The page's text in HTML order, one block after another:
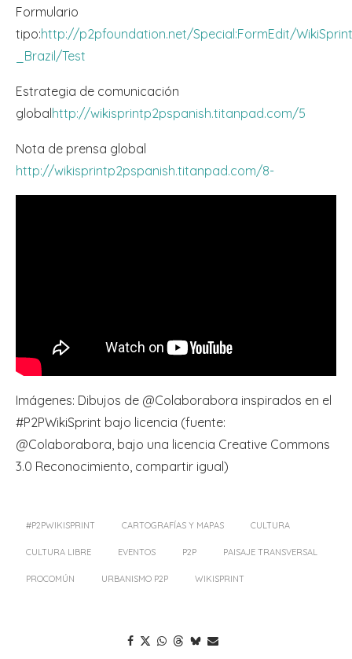
Formulario
tipo:http://p2pfoundation.net/Special:FormEdit/
_Brazil/Test
Estrategia de comunicación
globalhttp://wikisprintp2pspanish.titanpad.com/5
Nota de prensa global
http://wikisprintp2pspanish.titanpad.com/8-
Imágenes: Dibujos de @Colaborabora inspirados en el
#P2PWikiSprint bajo licencia (fuente:
@Colaborabora, bajo una licencia Creative Commons
3.0 Reconocimiento, compartir igual)
#P2PWIKISPRINT CARTOGRAFÍAS Y MAPAS CULTURA
CULTURA LIBRE EVENTOS P2P PAISAJE TRANSVERSAL
PROCOMÚN URBANISMO P2P WIKISPRINT